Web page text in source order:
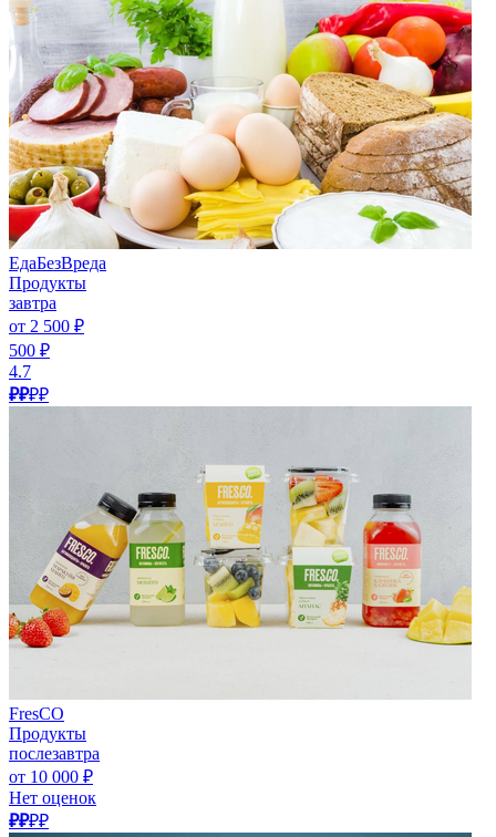
ЕдаБезВреда
Продукты
завтра
от 2 500 ₽
500 ₽
4.7
₽₽₽₽
FresCO
Продукты
послезавтра
от 10 000 ₽
Нет оценок
₽₽₽₽